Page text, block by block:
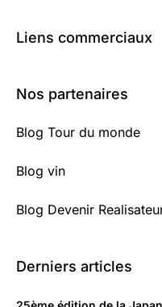
Liens commerciaux
Nos partenaires
Blog Tour du monde
Blog vin
Blog Devenir
Derniers articles